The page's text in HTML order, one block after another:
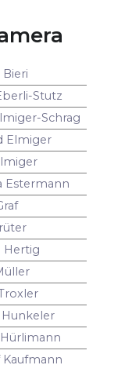
Stutz
Schrag
Elmiger
Estermann
Hertig
Kaufmann